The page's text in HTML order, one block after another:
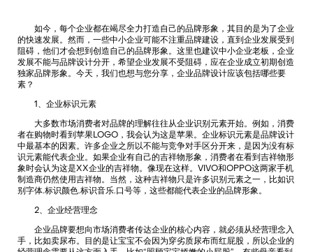
如今，每个企业都在竭尽全力打造自己的品牌形象，其目的是为了企业
的快速发展。然而，一些中小企业可能不注重品牌建设，直到企业发展受到
阻碍，他们才会想到创造自己的品牌形象。这里也建议中小企业老板，企业
发展不能与品牌设计分开，希望企业发展不受阻碍，应在企业成立初期创造
独家品牌形象。今天，我们也想与您分享，企业品牌设计应该包括哪些要
素？
1、企业标识元素
大多数市场消费者对品牌的理解往往从企业识别元素开始。例如，消费
者在购物时看到苹果LOGO，我会认为这是苹果。企业标识元素是品牌设计
中最基本的因素。许多企业之所以不能与竞争对手区分开来，是因为没有标
识元素能代表企业。如果企业有自己的吉祥物形象，消费者在看到吉祥物形
象时会认为这是XX企业的吉祥物。像现在这样。VIVO和OPPO这两家手机
制造商仍然使用吉祥物。当然，这种吉祥物只是许多识别元素之一，比如识
别字体.标识颜色.标识音乐.口号等，这些都能代表企业的品牌形象。
2、企业经营理念
企业品牌要想向市场消费者传达企业的核心内容，就必须从经营理念入
手，比如卖尿布。目的是让宝宝不会因为穿劣质尿布而红屁股，所以企业的